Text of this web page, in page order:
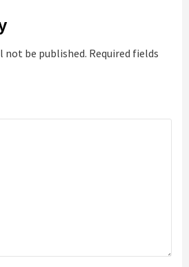
not be published. Required fields